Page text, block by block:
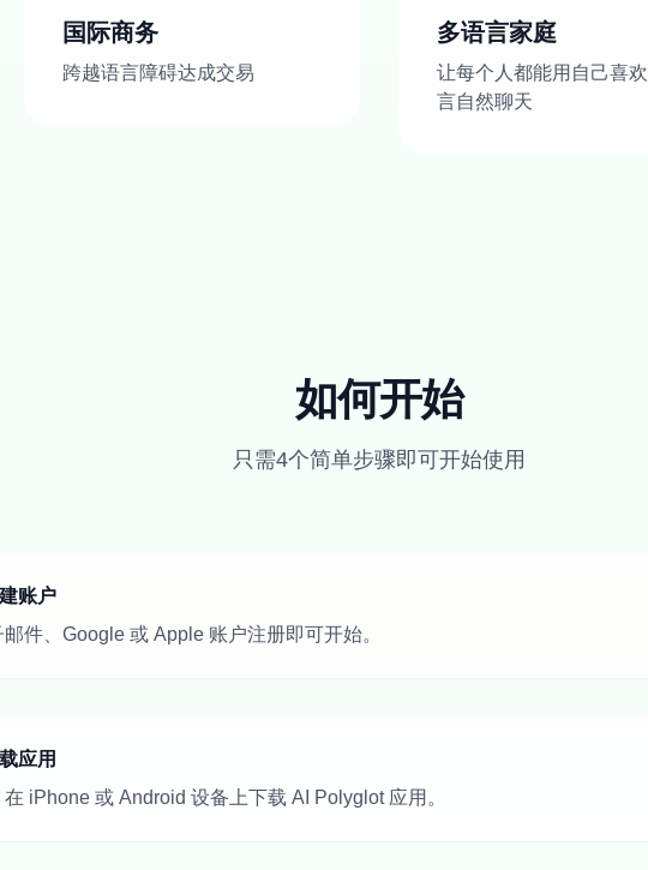
国际商务
跨越语言障碍达成交易
多语言家庭
让每个人都能用自己喜
言自然聊天
如何开始
只需4个简单步骤即可开始使用
账户
件、Google 或 Apple 账户注册即可开始。
应用
iPhone 或 Android 设备上下载 AI Polyglot 应用。